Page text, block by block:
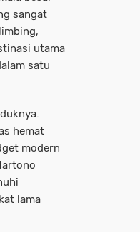
sangat
utama
satu
hemat
modern
lama